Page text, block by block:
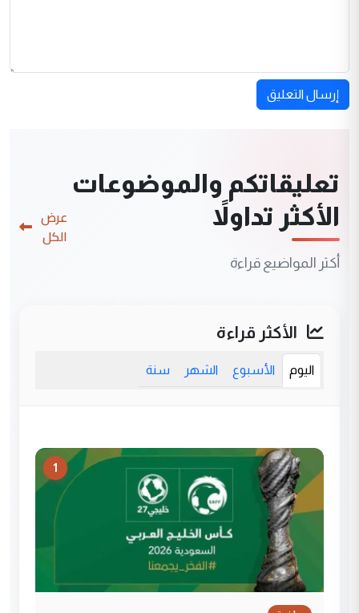
إرسال التعليق
تعليقاتكم والموضوعات
الأكثر تداولاً
أكثر المواضيع قراءة
عرض
الكل
الأكثر قراءة
اليوم الأسبوع الشهر سنة
1